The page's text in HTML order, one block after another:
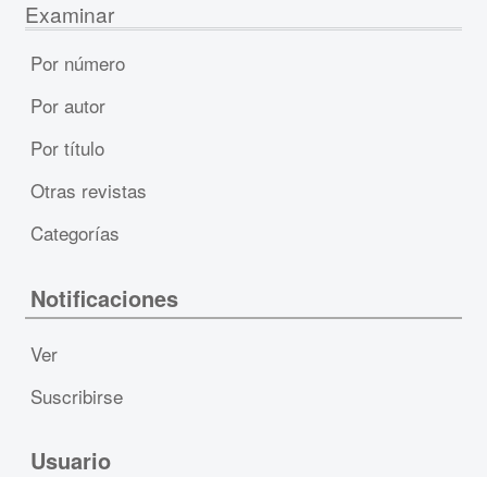
Examinar
Por número
Por autor
Por título
Otras revistas
Categorías
Notificaciones
Ver
Suscribirse
Usuario